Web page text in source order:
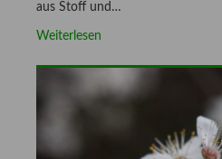
aus Stoff und…
Weiterlesen